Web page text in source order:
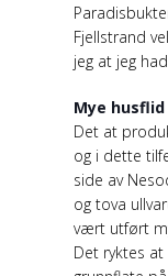
Fjellstrand
jeg at jeg
Mye husflid
Det at
og i dette
side av
og tova
vært utført
Det ryktes